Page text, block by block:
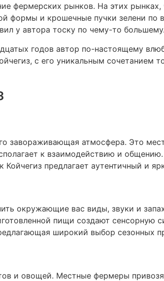
фермерских рынков. На этих
формы и крошечные пучки зелени по
у автора тоску по чему-то большему.
годов автор по-настоящему
с его уникальным сочетанием
завораживающая атмосфера. Это
к взаимодействию и
предлагает аутентичный и
окружающие вас виды, звуки и
пищи создают сенсорную
широкий выбор сезонных
и овощей. Местные фермеры